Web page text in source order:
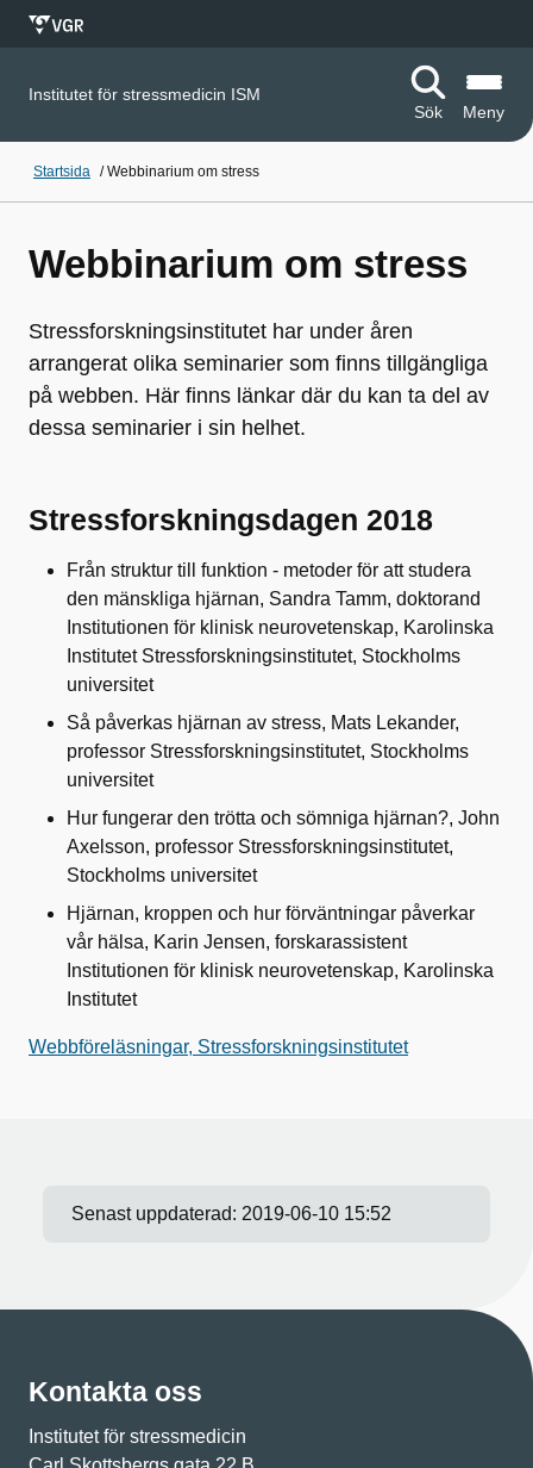
Institutet för stressmedicin ISM
Sök
Meny
Startsida /Webbinarium om stress
Webbinarium om stress
Stressforskningsinstitutet har under åren
arrangerat olika seminarier som finns tillgängliga
på webben. Här finns länkar där du kan ta del av
dessa seminarier i sin helhet.
Stressforskningsdagen 2018
Från struktur till funktion - metoder för att studera
den mänskliga hjärnan, Sandra Tamm, doktorand
Institutionen för klinisk neurovetenskap, Karolinska
Institutet Stressforskningsinstitutet, Stockholms
universitet
Så påverkas hjärnan av stress, Mats Lekander,
professor Stressforskningsinstitutet, Stockholms
universitet
Hur fungerar den trötta och sömniga hjärnan?, John
Axelsson, professor Stressforskningsinstitutet,
Stockholms universitet
Hjärnan, kroppen och hur förväntningar påverkar
vår hälsa, Karin Jensen, forskarassistent
Institutionen för klinisk neurovetenskap, Karolinska
Institutet
Webbföreläsningar, Stressforskningsinstitutet
Senast uppdaterad: 2019-06-10 15:52
Kontakta oss
Institutet för stressmedicin